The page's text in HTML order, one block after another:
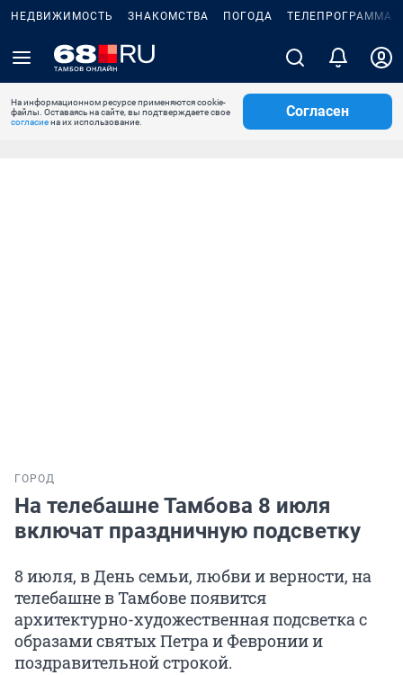
НЕДВИЖИМОСТЬ ЗНАКОМСТВА ПОГОДА ТЕЛЕПРОГРАММА
На информационном ресурсе применяются cookie-
файлы. Оставаясь на сайте, вы подтверждаете свое
согласиена их использование.
Согласен
ГОРОД
На телебашне Тамбова 8 июля
включат праздничную подсветку
8 июля, в День семьи, любви и верности, на
телебашне в Тамбове появится
архитектурно-художественная подсветка с
образами святых Петра и Февронии и
поздравительной строкой.